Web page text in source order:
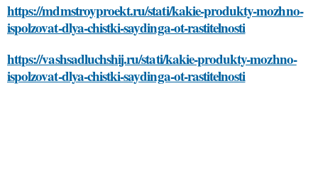
https://mdmstroyproekt.ru/stati/kakie-produkty-mozhno-
ispolzovat-dlya-chistki-saydinga-ot-rastitelnosti
https://vashsadluchshij.ru/stati/kakie-produkty-mozhno-
ispolzovat-dlya-chistki-saydinga-ot-rastitelnosti